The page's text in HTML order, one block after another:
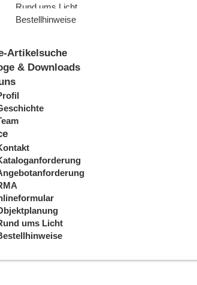
Rund ums Licht
Bestellhinweise
Artikelsuche
& Downloads
ums Licht